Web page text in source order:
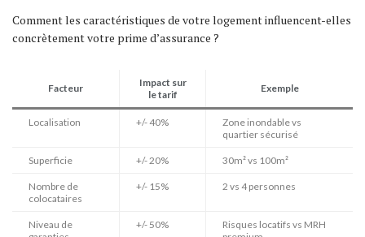
Comment les caractéristiques de votre logement influencent-elles
concrètement votre prime d’assurance ?
Facteur
Impact sur
le tarif
Exemple
Localisation +/- 40%
Zone inondable vs
quartier sécurisé
Superficie +/- 20% 30m² vs 100m²
Nombre de
colocataires
+/- 15% 2 vs 4 personnes
Niveau de
+/- 50%
Risques locatifs vs MRH